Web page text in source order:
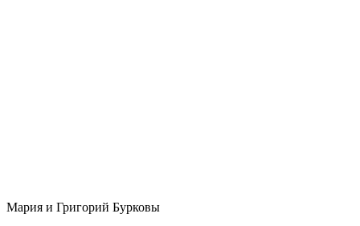
Мария и Григорий Бурковы